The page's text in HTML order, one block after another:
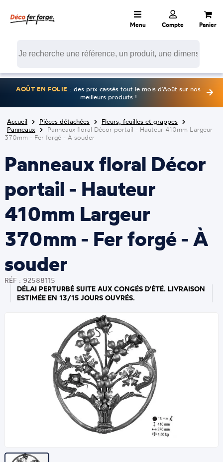
Menu Compte Panier
AOÛT EN FOLIE : des prix cassés tout le mois d'Août sur nos
meilleurs produits !
Accueil Pièces détachées
Fleurs, feuilles et grappes
Panneaux
Panneaux floral Décor portail - Hauteur 410mm Largeur
370mm - Fer forgé - À souder
Panneaux floral Décor
portail - Hauteur
410mm Largeur
370mm - Fer forgé - À
souder
RÉF : 92588115
DÉLAI PERTURBÉ SUITE AUX CONGÉS D'ÉTÉ. LIVRAISON
ESTIMÉE EN 13/15 JOURS OUVRÉS.